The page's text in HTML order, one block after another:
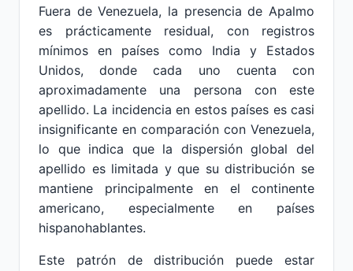
Fuera de Venezuela, la presencia de Apalmo
es prácticamente residual, con registros
mínimos en países como India y Estados
Unidos, donde cada uno cuenta con
aproximadamente una persona con este
apellido. La incidencia en estos países es casi
insignificante en comparación con Venezuela,
lo que indica que la dispersión global del
apellido es limitada y que su distribución se
mantiene principalmente en el continente
americano, especialmente en países
hispanohablantes.
Este patrón de distribución puede estar